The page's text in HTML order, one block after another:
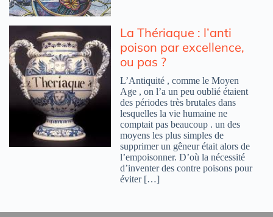
La Thériaque : l’anti
poison par excellence,
ou pas ?
L’Antiquité , comme le Moyen
Age , on l’a un peu oublié étaient
des périodes très brutales dans
lesquelles la vie humaine ne
comptait pas beaucoup . un des
moyens les plus simples de
supprimer un gêneur était alors de
l’empoisonner. D’où la nécessité
d’inventer des contre poisons pour
éviter […]